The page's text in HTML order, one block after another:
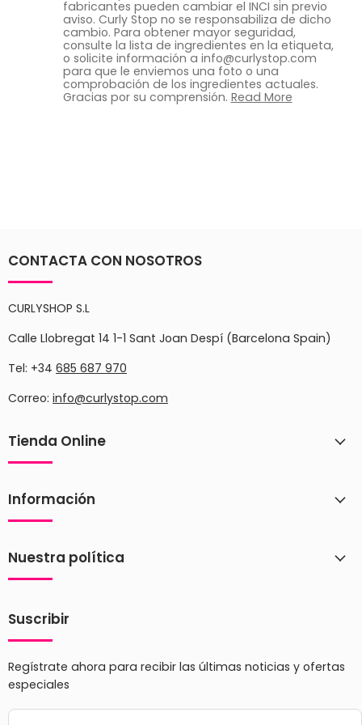
fabricantes pueden cambiar el INCI sin previo
aviso. Curly Stop no se responsabiliza de dicho
cambio. Para obtener mayor seguridad,
consulte la lista de ingredientes en la etiqueta,
o solicite información a info@curlystop.com
para que le enviemos una foto o una
comprobación de los ingredientes actuales.
Gracias por su comprensión. Read More
CONTACTA CON NOSOTROS
CURLYSHOP S.L
Calle Llobregat 14 1-1 Sant Joan Despí (Barcelona Spain)
Tel: +34 685 687 970
Correo: info@curlystop.com
Tienda Online
Información
Nuestra política
Suscribir
Regístrate ahora para recibir las últimas noticias y ofertas
especiales